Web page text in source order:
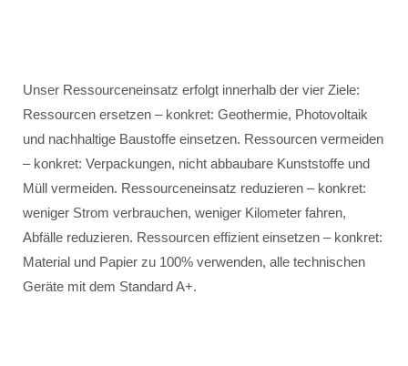
Unser Ressourceneinsatz erfolgt innerhalb der vier Ziele:
Ressourcen ersetzen – konkret: Geothermie, Photovoltaik
und nachhaltige Baustoffe einsetzen. Ressourcen vermeiden
– konkret: Verpackungen, nicht abbaubare Kunststoffe und
Müll vermeiden. Ressourceneinsatz reduzieren – konkret:
weniger Strom verbrauchen, weniger Kilometer fahren,
Abfälle reduzieren. Ressourcen effizient einsetzen – konkret:
Material und Papier zu 100% verwenden, alle technischen
Geräte mit dem Standard A+.